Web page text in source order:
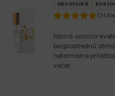
akvatická
(34
Iskrivá ovocno-
bezprostrednú
neformálne
večer.